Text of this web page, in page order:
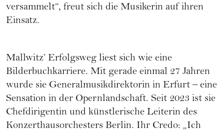
versammelt“, freut sich die Musikerin auf ihren
Einsatz.
Mallwitz’ Erfolgsweg liest sich wie eine
Bilderbuchkarriere. Mit gerade einmal 27 Jahren
wurde sie Generalmusikdirektorin in Erfurt – eine
Sensation in der Opernlandschaft. Seit 2023 ist sie
Chefdirigentin und künstlerische Leiterin des
Konzerthausorchesters Berlin. Ihr Credo: „Ich